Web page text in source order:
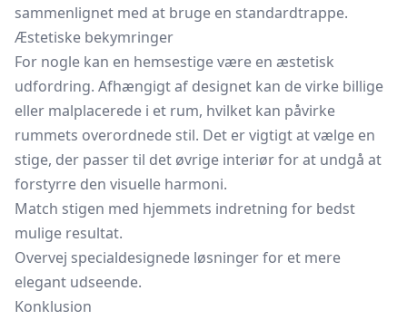
sammenlignet med at bruge en standardtrappe.
Æstetiske bekymringer
For nogle kan en hemsestige være en æstetisk
udfordring. Afhængigt af designet kan de virke billige
eller malplacerede i et rum, hvilket kan påvirke
rummets overordnede stil. Det er vigtigt at vælge en
stige, der passer til det øvrige interiør for at undgå at
forstyrre den visuelle harmoni.
Match stigen med hjemmets indretning for bedst
mulige resultat.
Overvej specialdesignede løsninger for et mere
elegant udseende.
Konklusion